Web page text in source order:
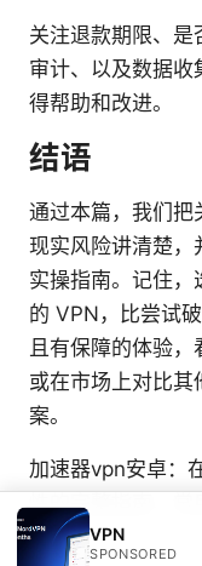
关注退款期限、是
审计、以及数据收
得帮助和改进。
结语
通过本篇，我们把
现实风险讲清楚，
实操指南。记住
的 VPN，比尝试
且有保障的体验
或在市场上对比其
案。
加速器vpn安卓：
性的完整指南、常
VPN
SPONSORED